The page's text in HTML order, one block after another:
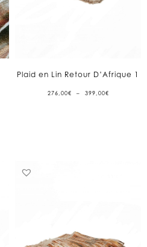
Plaid en Lin Retour D’Afrique 1
276,00€ – 399,00€PLAGE
DE